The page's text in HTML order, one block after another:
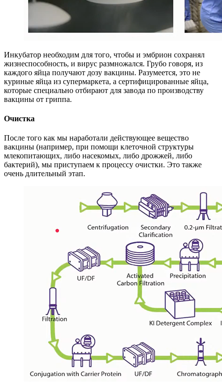
Инкубатор необходим для того, чтобы и эмбрион сохранял
жизнеспособность, и вирус размножался. Грубо говоря, из
каждого яйца получают дозу вакцины. Разумеется, это не
куриные яйца из супермаркета, а сертифицированные яйца,
которые специально отбирают для завода по производству
вакцины от гриппа.
Очистка
После того как мы наработали действующее вещество
вакцины (например, при помощи клеточной структуры
млекопитающих, либо насекомых, либо дрожжей, либо
бактерий), мы приступаем к процессу очистки. Это также
очень длительный этап.